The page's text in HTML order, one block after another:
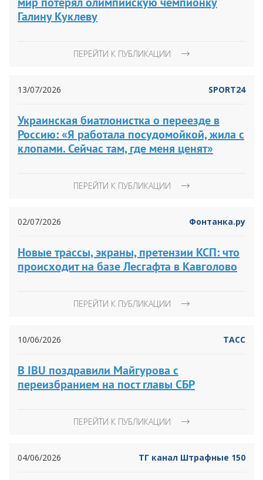
Галину Куклеву
ПЕРЕЙТИ К ПУБЛИКАЦИИ
13/07/2026 SPORT24
Украинская биатлонистка о переезде в
Россию: «Я работала посудомойкой, жила с
клопами. Сейчас там, где меня ценят»
ПЕРЕЙТИ К ПУБЛИКАЦИИ
02/07/2026 Фонтанка.ру
Новые трассы, экраны, претензии КСП: что
происходит на базе Лесгафта в Кавголово
ПЕРЕЙТИ К ПУБЛИКАЦИИ
10/06/2026 ТАСС
В IBU поздравили Майгурова с
переизбранием на пост главы СБР
ПЕРЕЙТИ К ПУБЛИКАЦИИ
04/06/2026 ТГ канал Штрафные 150